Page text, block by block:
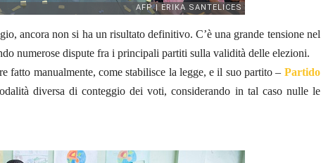
ancora non si ha un risultato definitivo. C’è una grande tensione nel
numerose dispute fra i principali partiti sulla validità delle elezioni.
fatto manualmente, come stabilisce la legge, e il suo partito – Partido
diversa di conteggio dei voti, considerando in tal caso nulle le